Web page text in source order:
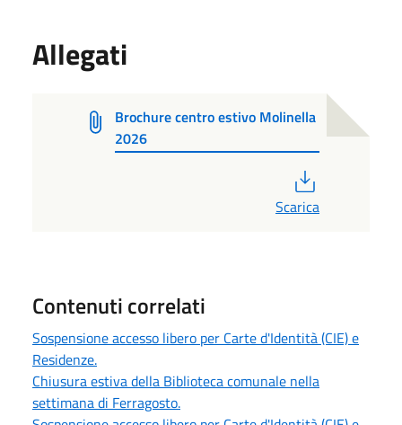
Allegati
Brochure centro estivo Molinella
2026
Scarica
Contenuti correlati
Sospensione accesso libero per Carte d'Identità (CIE) e
Residenze.
Chiusura estiva della Biblioteca comunale nella
settimana di Ferragosto.